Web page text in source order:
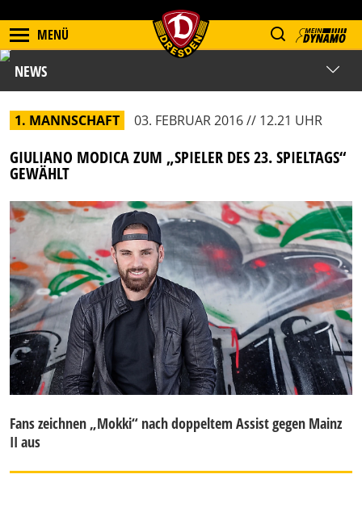
MENÜ
NEWS
1. MANNSCHAFT 03. FEBRUAR 2016 // 12.21 UHR
GIULIANO MODICA ZUM „SPIELER DES 23. SPIELTAGS“
GEWÄHLT
Fans zeichnen „Mokki“ nach doppeltem Assist gegen Mainz
II aus